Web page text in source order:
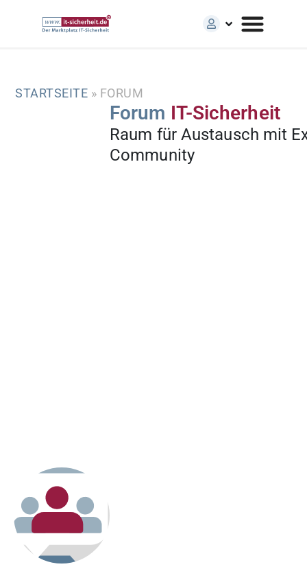
STARTSEITE » FORUM
Forum IT-Sicherheit
Raum für Austausch mit
Community